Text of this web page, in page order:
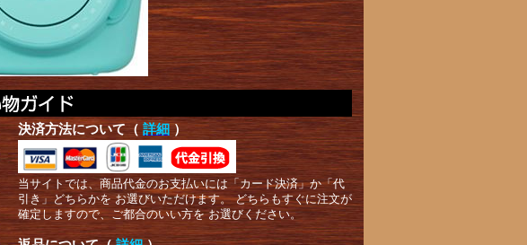
決済方法について（ 詳細 ）
当サイトでは、商品代金のお支払いには「カード決済」か「代
引き」どちらかを お選びいただけます。 どちらもすぐに注文が
確定しますので、ご都合のいい方を お選びください。